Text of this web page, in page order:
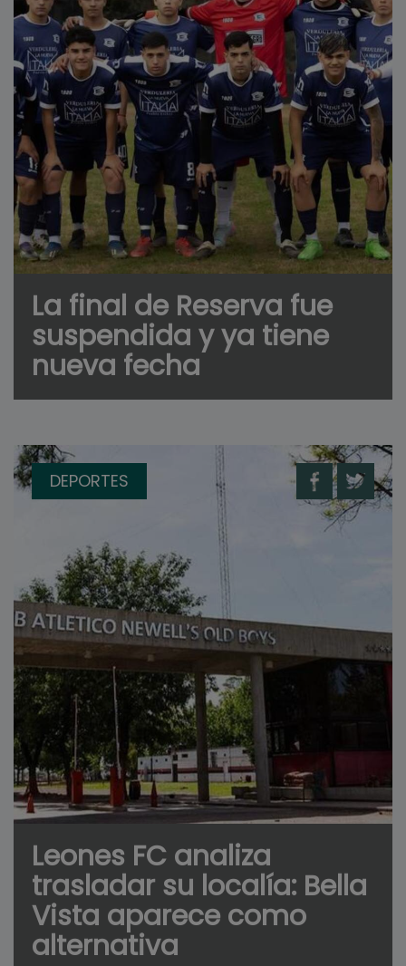
La final de Reserva fue
suspendida y ya tiene
nueva fecha
DEPORTES
Leones FC analiza
trasladar su localía: Bella
Vista aparece como
alternativa